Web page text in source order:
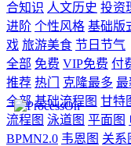
合知识 人文历史 投资
进阶 个性风格 基础版
戏 旅游美食 节日节气
全部 免费 VIP免费 付
推荐 热门 克隆最多 最
全部 基础流程图 甘特
流程图 泳道图 平面图
BPMN2.0 韦恩图 关系